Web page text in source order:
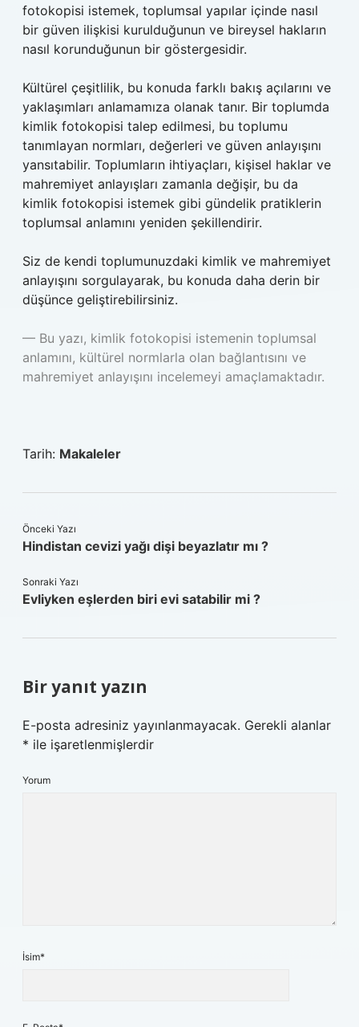
fotokopisi istemek, toplumsal yapılar içinde nasıl
bir güven ilişkisi kurulduğunun ve bireysel hakların
nasıl korunduğunun bir göstergesidir.
Kültürel çeşitlilik, bu konuda farklı bakış açılarını ve
yaklaşımları anlamamıza olanak tanır. Bir toplumda
kimlik fotokopisi talep edilmesi, bu toplumu
tanımlayan normları, değerleri ve güven anlayışını
yansıtabilir. Toplumların ihtiyaçları, kişisel haklar ve
mahremiyet anlayışları zamanla değişir, bu da
kimlik fotokopisi istemek gibi gündelik pratiklerin
toplumsal anlamını yeniden şekillendirir.
Siz de kendi toplumunuzdaki kimlik ve mahremiyet
anlayışını sorgulayarak, bu konuda daha derin bir
düşünce geliştirebilirsiniz.
— Bu yazı, kimlik fotokopisi istemenin toplumsal
anlamını, kültürel normlarla olan bağlantısını ve
mahremiyet anlayışını incelemeyi amaçlamaktadır.
Tarih: Makaleler
Önceki Yazı
Hindistan cevizi yağı dişi beyazlatır mı ?
Sonraki Yazı
Evliyken eşlerden biri evi satabilir mi ?
Bir yanıt yazın
E-posta adresiniz yayınlanmayacak. Gerekli alanlar
* ile işaretlenmişlerdir
Yorum
İsim*